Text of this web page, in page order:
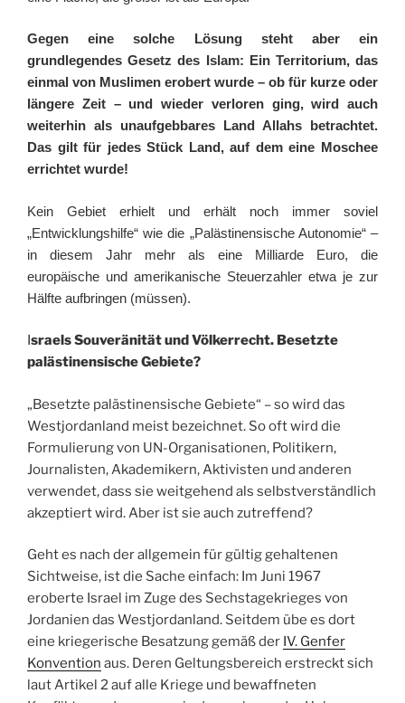
Gegen eine solche Lösung steht aber ein
grundlegendes Gesetz des Islam: Ein Territorium, das
einmal von Muslimen erobert wurde – ob für kurze oder
längere Zeit – und wieder verloren ging, wird auch
weiterhin als unaufgebbares Land Allahs betrachtet.
Das gilt für jedes Stück Land, auf dem eine Moschee
errichtet wurde!
Kein Gebiet erhielt und erhält noch immer soviel
„Entwicklungshilfe“ wie die „Palästinensische Autonomie“ –
in diesem Jahr mehr als eine Milliarde Euro, die
europäische und amerikanische Steuerzahler etwa je zur
Hälfte aufbringen (müssen).
Israels Souveränität und Völkerrecht. Besetzte
palästinensische Gebiete?
„Besetzte palästinensische Gebiete“ – so wird das
Westjordanland meist bezeichnet. So oft wird die
Formulierung von UN-Organisationen, Politikern,
Journalisten, Akademikern, Aktivisten und anderen
verwendet, dass sie weitgehend als selbstverständlich
akzeptiert wird. Aber ist sie auch zutreffend?
Geht es nach der allgemein für gültig gehaltenen
Sichtweise, ist die Sache einfach: Im Juni 1967
eroberte Israel im Zuge des Sechstagekrieges von
Jordanien das Westjordanland. Seitdem übe es dort
eine kriegerische Besatzung gemäß der IV. Genfer
Konvention aus. Deren Geltungsbereich erstreckt sich
laut Artikel 2 auf alle Kriege und bewaffneten